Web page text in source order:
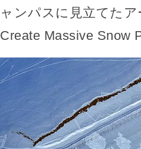
ャンパスに見立てた
Create Massive Snow